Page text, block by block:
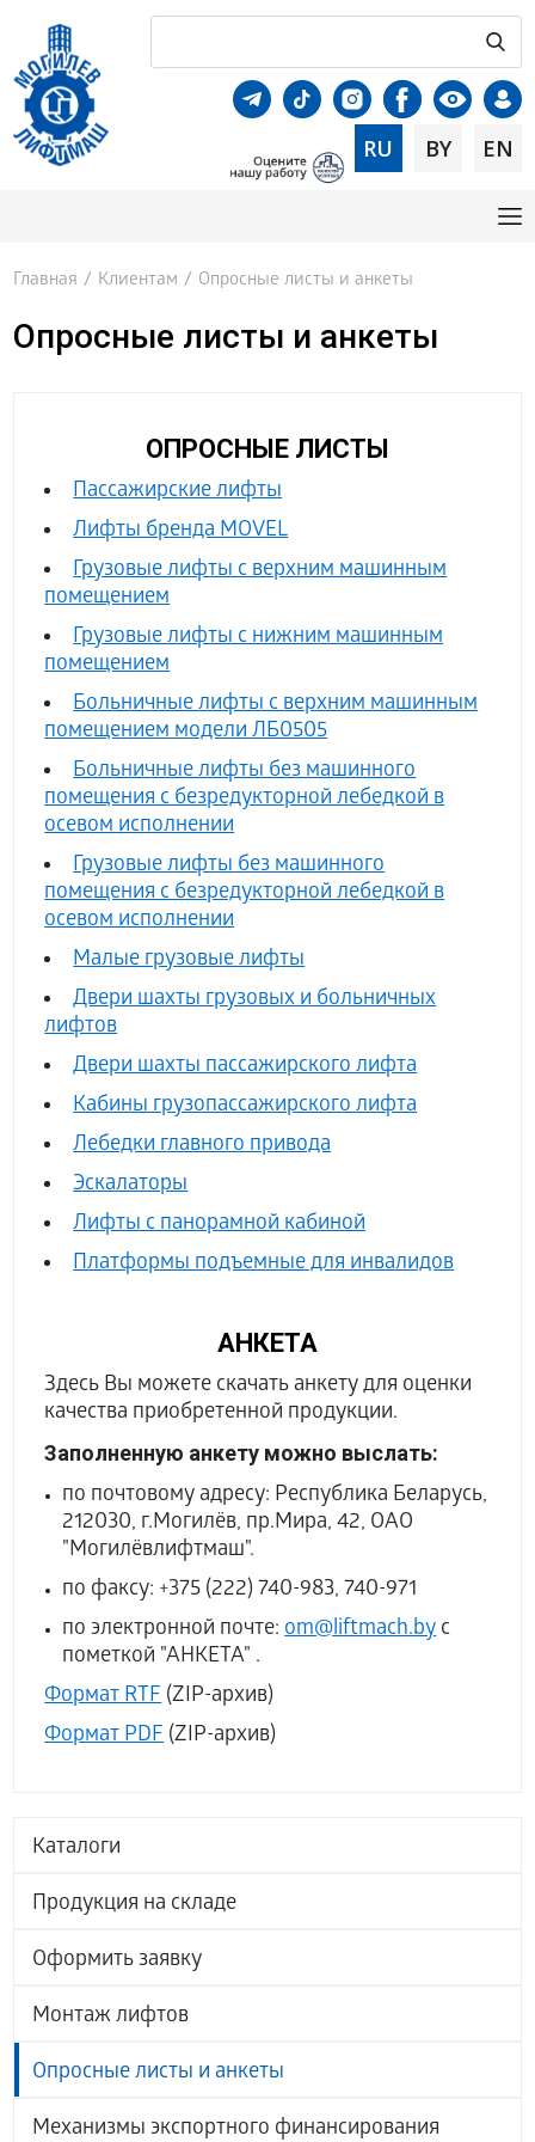
RU BY EN
Главная / Клиентам / Опросные листы и анкеты
Опросные листы и анкеты
Каталоги
Продукция на складе
Оформить заявку
Монтаж лифтов
Опросные листы и анкеты
Механизмы экспортного финансирования
ОПРОСНЫЕ ЛИСТЫ
Пассажирские лифты
Лифты бренда MOVEL
Грузовые лифты с верхним машинным
помещением
Грузовые лифты с нижним машинным
помещением
Больничные лифты с верхним машинным
помещением модели ЛБ0505
Больничные лифты без машинного
помещения с безредукторной лебедкой в
осевом исполнении
Грузовые лифты без машинного
помещения с безредукторной лебедкой в
осевом исполнении
Малые грузовые лифты
Двери шахты грузовых и больничных
лифтов
Двери шахты пассажирского лифта
Кабины грузопассажирского лифта
Лебедки главного привода
Эскалаторы
Лифты с панорамной кабиной
Платформы подъемные для инвалидов
АНКЕТА
Здесь Вы можете скачать анкету для оценки
качества приобретенной продукции.
Заполненную анкету можно выслать:
по почтовому адресу: Республика Беларусь,
212030, г.Могилёв, пр.Мира, 42, ОАО
"Могилёвлифтмаш".
по факсу: +375 (222) 740-983, 740-971
по электронной почте:om@liftmach.byс
пометкой "АНКЕТА" .
Формат RTF(ZIP-архив)
Формат PDF(ZIP-архив)